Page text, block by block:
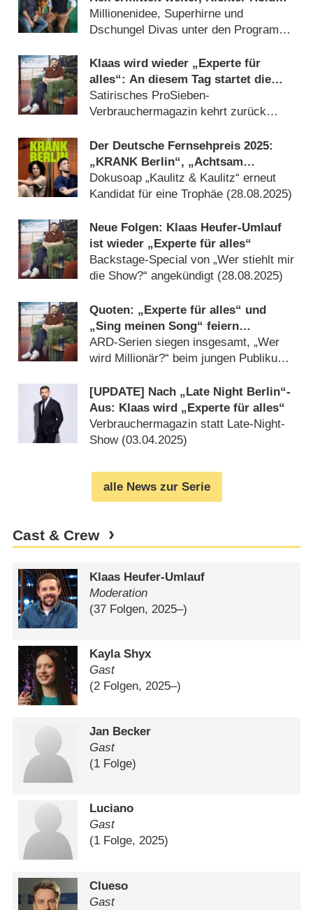
kehrt zurück, Joko & Klaas machen
Urlaub
Millionenidee, Superhirne und
Dschungel Divas unter den Programm-
Klaas wird wieder „Experte für
alles“: An diesem Tag startet die
neue Staffel
Satirisches ProSieben-
Verbrauchermagazin kehrt zurück
Der Deutsche Fernsehpreis 2025:
„KRANK Berlin“, „Achtsam
morden“, „Angemessen Angry“,
„Experte für alles“ und „Germany’s
Dokusoap „Kaulitz & Kaulitz“ erneut
Kandidat für eine Trophäe (28.08.2025)
Neue Folgen: Klaas Heufer-Umlauf
ist wieder „Experte für alles“
Backstage-Special von „Wer stiehlt mir
die Show?“ angekündigt (28.08.2025)
Quoten: „Experte für alles“ und
„Sing meinen Song“ feiern
gelungenen Auftakt
ARD-Serien siegen insgesamt, „Wer
wird Millionär?“ beim jungen Publikum
[UPDATE] Nach „Late Night Berlin“-
Aus: Klaas wird „Experte für alles“
Verbrauchermagazin statt Late-Night-
Show (03.04.2025)
alle News zur Serie
Cast & Crew
Klaas Heufer-Umlauf
Moderation
(37 Folgen, 2025⁠–⁠)
Kayla Shyx
Gast
(2 Folgen, 2025⁠–⁠)
Jan Becker
Gast
(1 Folge)
Luciano
Gast
(1 Folge, 2025)
Clueso
Gast